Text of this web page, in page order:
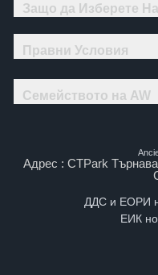
Защо да Изберете
Правни Условия
Семейството на AW
Адрес : CTPark
ДДС и ЕОРИ
ЕИК